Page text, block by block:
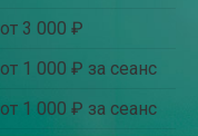
от 3 000 ₽
от 1 000 ₽ за сеанс
от 1 000 ₽ за сеанс